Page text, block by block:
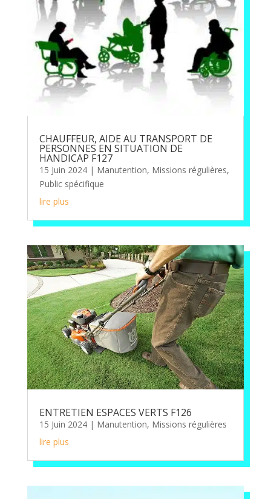
CHAUFFEUR, AIDE AU TRANSPORT DE
PERSONNES EN SITUATION DE
HANDICAP F127
15 Juin 2024| Manutention, Missions régulières,
Public spécifique
lire plus
ENTRETIEN ESPACES VERTS F126
15 Juin 2024| Manutention, Missions régulières
lire plus